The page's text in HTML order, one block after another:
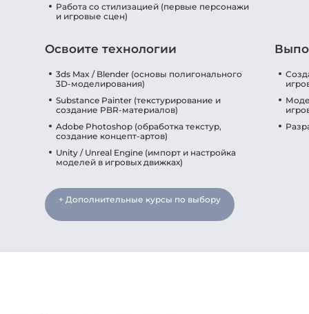
Работа со стилизацией (первые персонажи
и игровые сцен)
Освоите технологии
3ds Max / Blender (основы полигонального
3D-моделирования)
Substance Painter (текстурирование и
создание PBR-материалов)
Adobe Photoshop (обработка текстур,
создание концепт-артов)
Unity / Unreal Engine (импорт и настройка
моделей в игровых движках)
+ Дополнительные курсы по выбору